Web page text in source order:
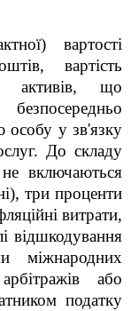
вартості
вартість
активів, що
особу у зв'язку
До складу
не включаються
три проценти
витрати,
відшкодування
міжнародних
або
податку